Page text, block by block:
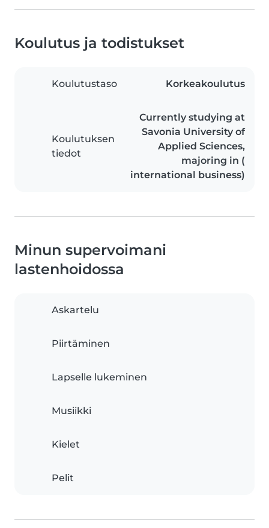
Koulutus ja todistukset
Koulutustaso Korkeakoulutus
Koulutuksen
tiedot
Currently studying at
Savonia University of
Applied Sciences,
majoring in (
international business)
Minun supervoimani
lastenhoidossa
Askartelu
Piirtäminen
Lapselle lukeminen
Musiikki
Kielet
Pelit